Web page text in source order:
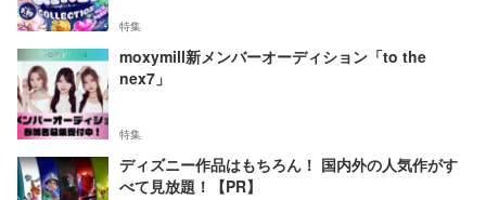
特集
moxymill新メンバーオーディション「to the
nex7」
特集
ディズニー作品はもちろん！ 国内外の人気作がす
べて見放題！【PR】